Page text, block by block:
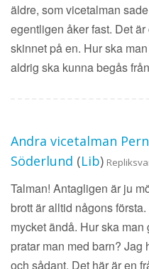
äldre, som vicetalman
egentligen åker fast. Det
skinnet på en. Hur ska
aldrig ska kunna begås
Andra vicetalman
Söderlund (Lib)
Talman! Antagligen är ju
brott är alltid någons
mycket ändå. Hur ska
pratar man med barn? Jag
och sådant. Det här är en